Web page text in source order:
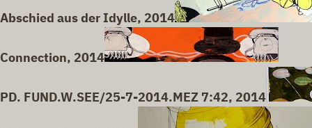
Abschied aus der Idylle, 2014
Connection, 2014
PD. FUND.W.SEE/25-7-2014.MEZ 7:42, 2014